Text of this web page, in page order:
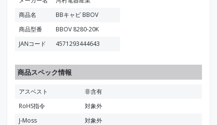
商品名
BBキャビ BBOV
商品型番
BBOV 8280-20K
JANコード
4571293444643
商品スペック情報
アスベスト
非含有
RoHS指令
対象外
J-Moss
対象外